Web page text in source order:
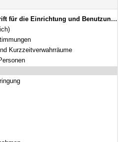
der Polizei – GVOPol) Bekanntmachung des Bayerischen Staatsministeriums des Innern, für Sport und Integration vom 12. Januar 2022, Az. C5-2781-1-11 (BayMBl. Nr. 185)
Kurzzeitverwahrräume